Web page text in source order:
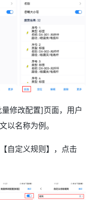
修改配置]页面，用户
以名称为例。
自定义规则】，点击